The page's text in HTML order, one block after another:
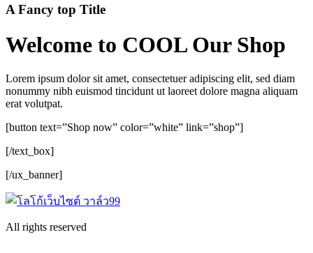
A Fancy top Title
Welcome to COOL Our Shop
Lorem ipsum dolor sit amet, consectetuer adipiscing elit, sed diam
nonummy nibh euismod tincidunt ut laoreet dolore magna aliquam
erat volutpat.
[button text=”Shop now” color=”white” link=”shop”]
[/text_box]
[/ux_banner]
All rights reserved